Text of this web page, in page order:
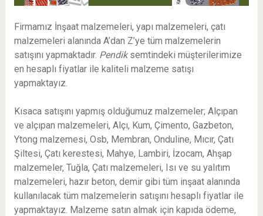
Firmamız İnşaat malzemeleri, yapı malzemeleri, çatı
malzemeleri alanında A’dan Z’ye tüm malzemelerin
satışını yapmaktadır. Pendiksemtindeki müşterilerimize
en hesaplı fiyatlar ile kaliteli malzeme satışı
yapmaktayız.
Kısaca satışını yapmış olduğumuz malzemeler; Alçıpan
ve alçıpan malzemeleri, Alçı, Kum, Çimento, Gazbeton,
Ytong malzemesi, Osb, Membran, Onduline, Mıcır, Çatı
Şiltesi, Çatı kerestesi, Mahye, Lambiri, İzocam, Ahşap
malzemeler, Tuğla, Çatı malzemeleri, Isı ve su yalıtım
malzemeleri, hazır beton, demir gibi tüm inşaat alanında
kullanılacak tüm malzemelerin satışını hesaplı fiyatlar ile
yapmaktayız. Malzeme satın almak için kapıda ödeme,